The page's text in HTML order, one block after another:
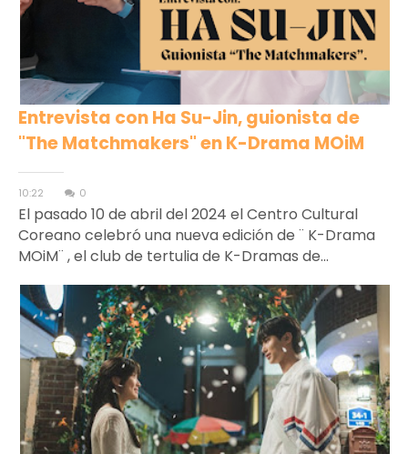
Entrevista con Ha Su-Jin, guionista de
"The Matchmakers" en K-Drama MOiM
10:22 0
El pasado 10 de abril del 2024 el Centro Cultural
Coreano celebró una nueva edición de ¨ K-Drama
MOiM¨ , el club de tertulia de K-Dramas de...